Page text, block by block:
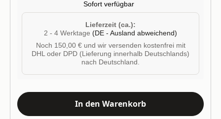
Sofort verfügbar
Lieferzeit (ca.):
2 - 4 Werktage (DE - Ausland abweichend)
Noch 150,00 € und wir versenden kostenfrei mit
DHL oder DPD (Lieferung innerhalb Deutschlands)
nach Deutschland.
In den Warenkorb